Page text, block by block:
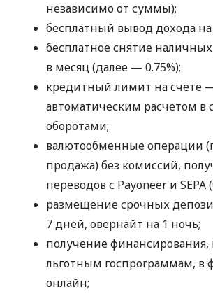
независимо от суммы);
бесплатный вывод дохода
бесплатное снятие
в месяц (далее — 0.75%);
кредитный лимит на счете
автоматическим расчетом в
оборотами;
валютообменные операции
продажа) без комиссий,
переводов с Payoneer и SEPA
размещение срочных
7 дней, овернайт на 1 ночь;
получение финансирования,
льготным госпрограммам, в
онлайн;